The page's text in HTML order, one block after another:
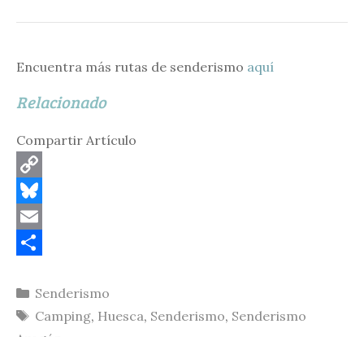
Encuentra más rutas de senderismo aquí
Relacionado
Compartir Artículo
C
o
p
L
i
B
e
s
E
a
i
o
m
Categorías
Senderismo
Etiquetas
Camping, Huesca, Senderismo, Senderismo